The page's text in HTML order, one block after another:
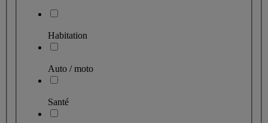
Habitation
Auto / moto
Santé